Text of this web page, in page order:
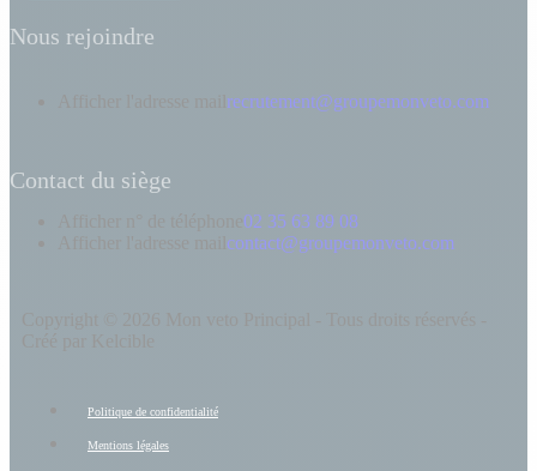
Nous rejoindre
recrutement@groupemonveto.com
Contact du siège
Afficher n° de téléphone 02 35 63 89 08
contact@groupemonveto.com
Politique de confidentialité
Mentions légales